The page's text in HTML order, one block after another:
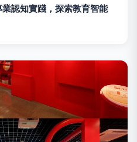
認知實踐，探索教育智能